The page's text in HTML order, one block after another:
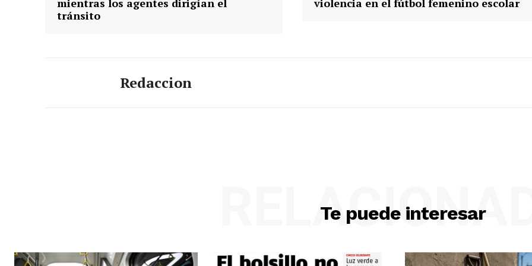
mientras los agentes dirigían el
tránsito
violencia en el fútbol femenino escolar
Redaccion
Te puede interesar